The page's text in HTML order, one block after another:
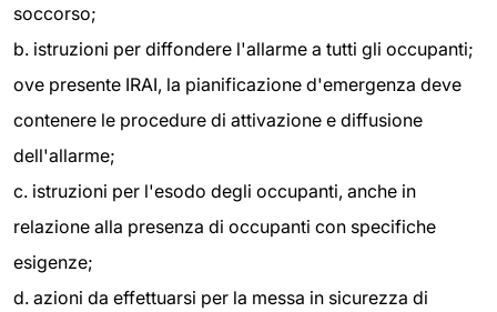
soccorso;
b. istruzioni per diffondere l'allarme a tutti gli occupanti;
ove presente IRAI, la pianificazione d'emergenza deve
contenere le procedure di attivazione e diffusione
dell'allarme;
c. istruzioni per l'esodo degli occupanti, anche in
relazione alla presenza di occupanti con specifiche
esigenze;
d. azioni da effettuarsi per la messa in sicurezza di